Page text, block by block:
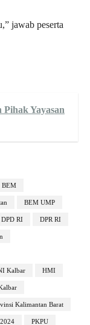
jawab peserta
Yayasan
BEM
BEM UMP
DPD RI DPR RI
Kalbar HMI
Kalimantan Barat
PKPU